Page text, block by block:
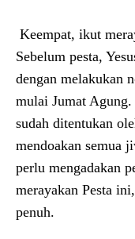
Keempat, ikut
Sebelum pesta,
dengan melakukan
mulai Jumat
sudah ditentukan
mendoakan semua
perlu mengadakan
merayakan Pesta
penuh.